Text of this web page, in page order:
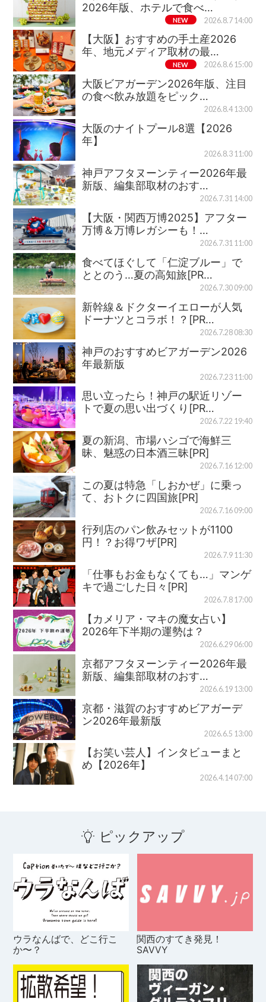
2026年版、ホテルで食べ…
NEW 2026.8.7 14:00
【大阪】おすすめの手土産2026
年、地元メディア取材の最…
NEW 2026.8.6 15:00
大阪ビアガーデン2026年版、注目
の食べ飲み放題をピック…
2026.8.4 13:00
大阪のナイトプール8選【2026
年】
2026.8.3 11:00
神戸アフタヌーンティー2026年最
新版、編集部取材のおす…
2026.7.31 14:00
【大阪・関西万博2025】アフター
万博＆万博レガシーも！…
2026.7.31 11:00
食べてほぐして「仁淀ブルー」で
ととのう…夏の高知旅[PR…
2026.7.30 09:00
新幹線＆ドクターイエローが人気
ドーナツとコラボ！？[PR…
2026.7.28 08:30
神戸のおすすめビアガーデン2026
年最新版
2026.7.23 11:00
思い立ったら！神戸の駅近リゾー
トで夏の思い出づくり[PR…
2026.7.22 19:40
夏の新潟、市場ハシゴで海鮮三
昧、魅惑の日本酒三昧[PR]
2026.7.16 12:00
この夏は特急「しおかぜ」に乗っ
て、おトクに四国旅[PR]
2026.7.16 09:00
行列店のパン飲みセットが1100
円！？お得ワザ[PR]
2026.7.9 11:30
「仕事もお金もなくても…」マンゲ
キで過ごした日々[PR]
2026.7.8 17:00
【カメリア・マキの魔女占い】
2026年下半期の運勢は？
2026.6.29 06:00
京都アフタヌーンティー2026年最
新版、編集部取材のおす…
2026.6.19 13:00
京都・滋賀のおすすめビアガーデ
ン2026年最新版
2026.6.5 13:00
【お笑い芸人】インタビューまと
め【2026年】
2026.4.14 07:00
ピックアップ
ウラなんばで、どこ行こ
か〜？
関西のすてき発見！
SAVVY